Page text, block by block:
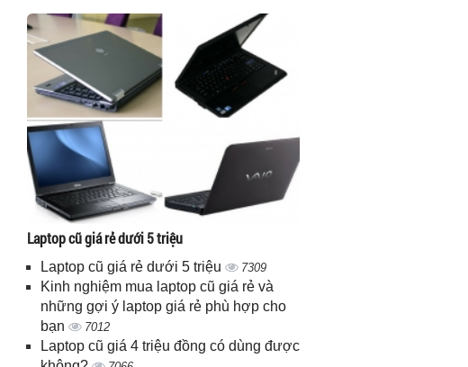
Laptop cũ giá rẻ dưới 5 triệu
Laptop cũ giá rẻ dưới 5 triệu 7309
Kinh nghiệm mua laptop cũ giá rẻ và
những gợi ý laptop giá rẻ phù hợp cho
bạn
7012
Laptop cũ giá 4 triệu đồng có dùng được